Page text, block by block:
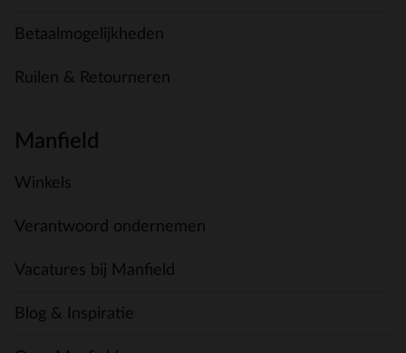
Betaalmogelijkheden
Ruilen & Retourneren
Manfield
Winkels
Verantwoord ondernemen
Vacatures bij Manfield
Blog & Inspiratie